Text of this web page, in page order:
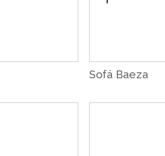
Sofá Baeza